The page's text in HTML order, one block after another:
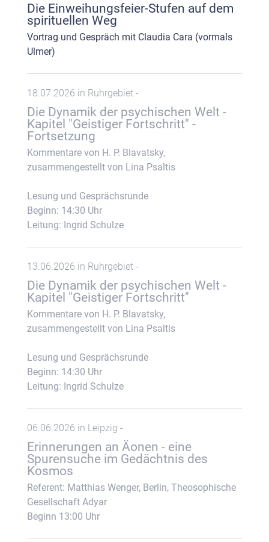
Die Einweihungsfeier-Stufen auf dem
spirituellen Weg
Vortrag und Gespräch mit Claudia Cara (vormals
Ulmer)
18.07.2026 in Ruhrgebiet -
Die Dynamik der psychischen Welt -
Kapitel "Geistiger Fortschritt" -
Fortsetzung
Kommentare von H. P. Blavatsky,
zusammengestellt von Lina Psaltis
Lesung und Gesprächsrunde
Beginn: 14:30 Uhr
Leitung: Ingrid Schulze
13.06.2026 in Ruhrgebiet -
Die Dynamik der psychischen Welt -
Kapitel "Geistiger Fortschritt"
Kommentare von H. P. Blavatsky,
zusammengestellt von Lina Psaltis
Lesung und Gesprächsrunde
Beginn: 14:30 Uhr
Leitung: Ingrid Schulze
06.06.2026 in Leipzig -
Erinnerungen an Äonen - eine
Spurensuche im Gedächtnis des
Kosmos
Referent: Matthias Wenger, Berlin, Theosophische
Gesellschaft Adyar
Beginn 13:00 Uhr